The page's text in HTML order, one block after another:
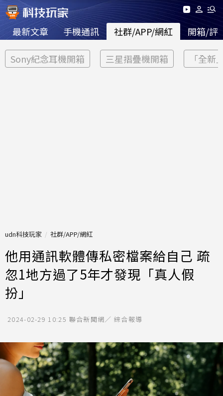
最新文章 手機通訊 社群/APP/網紅 開箱/評
Sony紀念耳機開箱 三星摺疊機開箱 「全新
udn科技玩家 社群/APP/網紅
他用通訊軟體傳私密檔案給自己 疏
忽1地方過了5年才發現「真人假
扮」
2024-02-29 10:25 聯合新聞網／ 綜合報導